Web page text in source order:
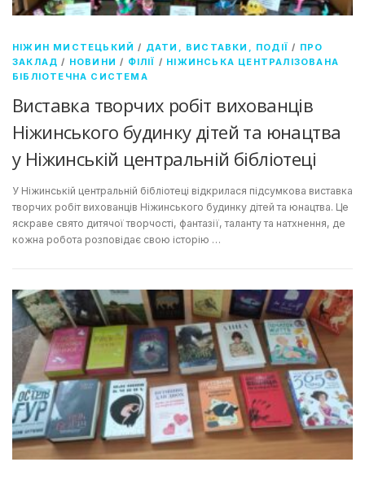
НІЖИН МИСТЕЦЬКИЙ / ДАТИ, ВИСТАВКИ, ПОДІЇ / ПРО
ЗАКЛАД / НОВИНИ / ФІЛІЇ / НІЖИНСЬКА ЦЕНТРАЛІЗОВАНА
БІБЛІОТЕЧНА СИСТЕМА
Виставка творчих робіт вихованців
Ніжинського будинку дітей та юнацтва
у Ніжинській центральній бібліотеці
У Ніжинській центральній бібліотеці відкрилася підсумкова виставка
творчих робіт вихованців Ніжинського будинку дітей та юнацтва. Це
яскраве свято дитячої творчості, фантазії, таланту та натхнення, де
кожна робота розповідає свою історію …